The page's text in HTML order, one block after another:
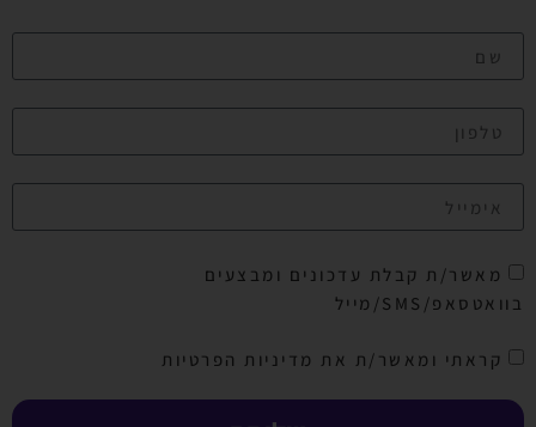
מאשר/ת קבלת עדכונים ומבצעים
בוואטסאפ/SMS/מייל
קראתי ומאשר/ת את מדיניות הפרטיות